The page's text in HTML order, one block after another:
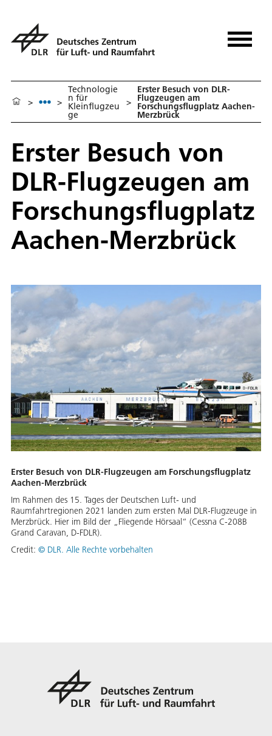
> >
Technologie
n für
Kleinflugzeu
ge
>
Erster Besuch von DLR-
Flugzeugen am
Forschungsflugplatz Aachen-
Merzbrück
Erster Besuch von
DLR-Flugzeugen am
Forschungsflugplatz
Aachen-Merzbrück
Erster Besuch von DLR-Flugzeugen am Forschungsflugplatz
Aachen-Merzbrück
Im Rahmen des 15. Tages der Deutschen Luft- und
Raumfahrtregionen 2021 landen zum ersten Mal DLR-Flugzeuge in
Merzbrück. Hier im Bild der „Fliegende Hörsaal“ (Cessna C-208B
Grand Caravan, D-FDLR).
Credit: © DLR. Alle Rechte vorbehalten